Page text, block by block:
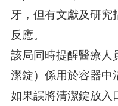
牙，但有文獻及研究
反應。
該局同時提醒醫療人
潔錠）係用於容器中
如果誤將清潔錠放入